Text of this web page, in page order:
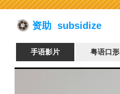
资助 subsidize
手语影片 粤语口形